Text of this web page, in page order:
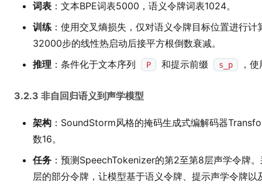
词表 ：文本BPE词表5000，语义令牌词表1024。
训练 ：使用交叉熵损失，仅对语义令牌目标位置进行
32000步的线性热启动后接平方根倒数衰减。
推理 ：条件化于文本序列 P 和提示前缀 s_p ，
3.2.3 非自回归语义到声学模型
架构 ：SoundStorm风格的掩码生成式编解码器
数16。
任务 ：预测SpeechTokenizer的第2至第8层声学令牌
层的部分令牌，让模型基于语义令牌、提示声学令牌